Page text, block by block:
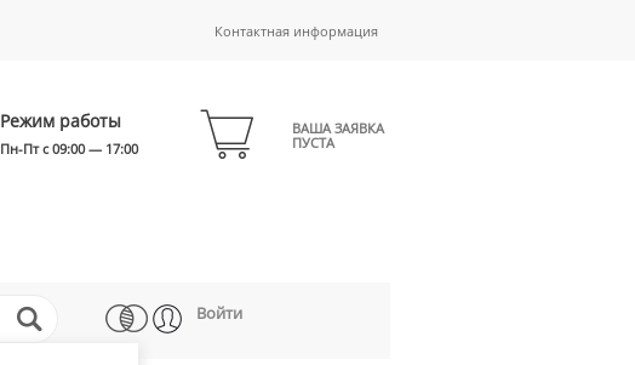
Контактная информация
Режим работы
Пн-Пт с 09:00 — 17:00
ВАША ЗАЯВКА
ПУСТА
Войти